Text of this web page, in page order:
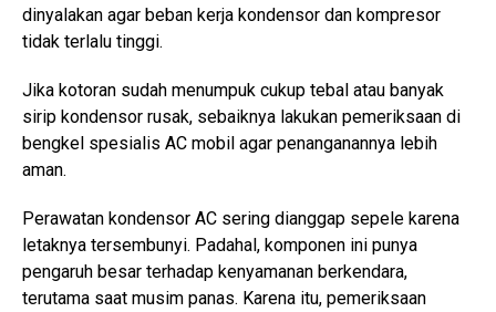
dinyalakan agar beban kerja kondensor dan kompresor
tidak terlalu tinggi.
Jika kotoran sudah menumpuk cukup tebal atau banyak
sirip kondensor rusak, sebaiknya lakukan pemeriksaan di
bengkel spesialis AC mobil agar penanganannya lebih
aman.
Perawatan kondensor AC sering dianggap sepele karena
letaknya tersembunyi. Padahal, komponen ini punya
pengaruh besar terhadap kenyamanan berkendara,
terutama saat musim panas. Karena itu, pemeriksaan